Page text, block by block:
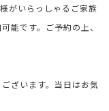
がいらっしゃるご家族
能です。ご予約の上、
ざいます。当日はお気